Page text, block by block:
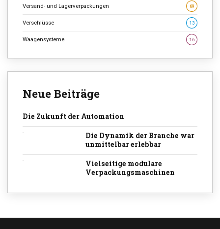
Versand- und Lagerverpackungen 69
Verschlüsse 13
Waagensysteme 16
Neue Beiträge
Die Zukunft der Automation
Die Dynamik der Branche war
unmittelbar erlebbar
Vielseitige modulare
Verpackungsmaschinen